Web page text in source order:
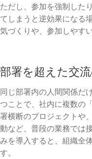
ただし、参加を強制した
てしまうと逆効果になる
気づくりや、参加しやす
部署を超えた交
同じ部署内の人間関係だ
つことで、社内に複数の
署横断のプロジェクトや
動など、普段の業務では
みを導入すると、組織全
す。